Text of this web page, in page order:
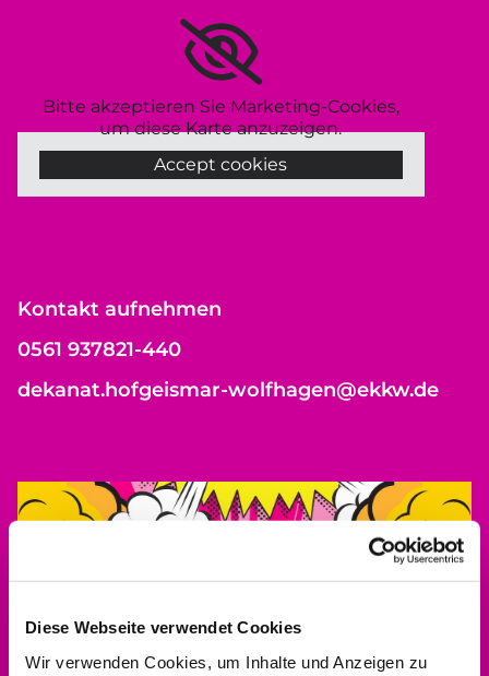
Diese Webseite verwendet Cookies
Wir verwenden Cookies, um Inhalte und Anzeigen zu
Bitte akzeptieren Sie Marketing-Cookies,
um diese Karte anzuzeigen.
Accept cookies
Kontakt aufnehmen
0561 937821-440
dekanat.hofgeismar-wolfhagen@ekkw.de